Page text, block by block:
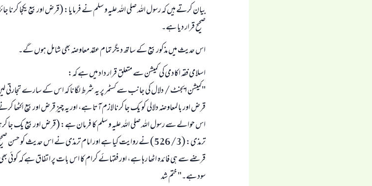
بیان کرتے ہیں کہ رسول اللہ صلی اللہ علیہ و سلم نے فرمایا: (قرض اور بیع یکجا
صحیح قرار دیا ہے۔
اس حدیث میں مذکور بیع کے ساتھ دیگر تمام عقد معاوضہ بھی شامل ہوں گے۔
اسلامی فقہ اکادمی کی کمیشن سے متعلق قرار داد میں ہے کہ:
"کمیشن ایجنٹ / دلال کی جانب سے کسٹمر پر یہ شرط لگانا کہ اس کے سارے
قرض اور بالمعاوضہ دلالی کو یک جا کرنا لازم آتا ہے، اور یہ چیز قرض اور بیع
ترمذی: (3/ 526) نے روایت کیا ہے اور امام ترمذی نے اس حدیث کو
قرضے سے ہی فائدہ اٹھا رہا ہے، اور فقہائے کرام کا اس بات پر اتفاق ہے کہ کوئی
سود ہے۔" ختم شد